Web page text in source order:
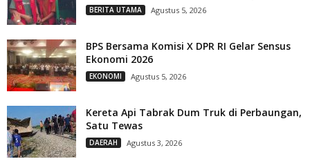
BERITA UTAMA Agustus 5, 2026
BPS Bersama Komisi X DPR RI Gelar Sensus
Ekonomi 2026
EKONOMI Agustus 5, 2026
Kereta Api Tabrak Dum Truk di Perbaungan,
Satu Tewas
DAERAH Agustus 3, 2026